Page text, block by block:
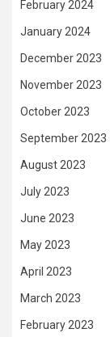
February 2024
January 2024
December 2023
November 2023
October 2023
September 2023
August 2023
July 2023
June 2023
May 2023
April 2023
March 2023
February 2023